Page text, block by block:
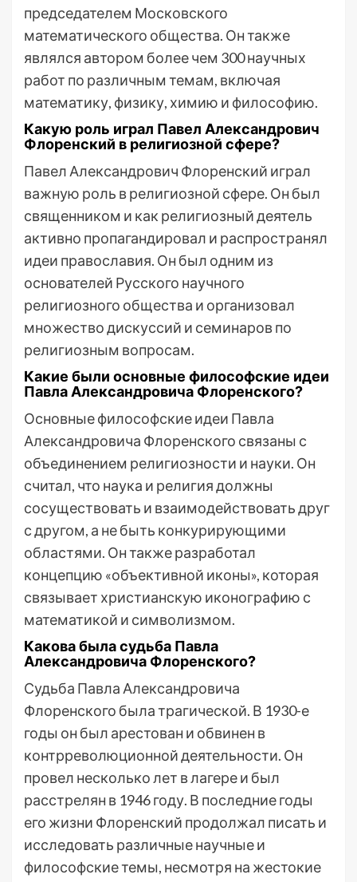
председателем Московского
математического общества. Он также
являлся автором более чем 300 научных
работ по различным темам, включая
математику, физику, химию и философию.
Какую роль играл Павел Александрович
Флоренский в религиозной сфере?
Павел Александрович Флоренский играл
важную роль в религиозной сфере. Он был
священником и как религиозный деятель
активно пропагандировал и распространял
идеи православия. Он был одним из
основателей Русского научного
религиозного общества и организовал
множество дискуссий и семинаров по
религиозным вопросам.
Какие были основные философские идеи
Павла Александровича Флоренского?
Основные философские идеи Павла
Александровича Флоренского связаны с
объединением религиозности и науки. Он
считал, что наука и религия должны
сосуществовать и взаимодействовать друг
с другом, а не быть конкурирующими
областями. Он также разработал
концепцию «объективной иконы», которая
связывает христианскую иконографию с
математикой и символизмом.
Какова была судьба Павла
Александровича Флоренского?
Судьба Павла Александровича
Флоренского была трагической. В 1930-е
годы он был арестован и обвинен в
контрреволюционной деятельности. Он
провел несколько лет в лагере и был
расстрелян в 1946 году. В последние годы
его жизни Флоренский продолжал писать и
исследовать различные научные и
философские темы, несмотря на жестокие